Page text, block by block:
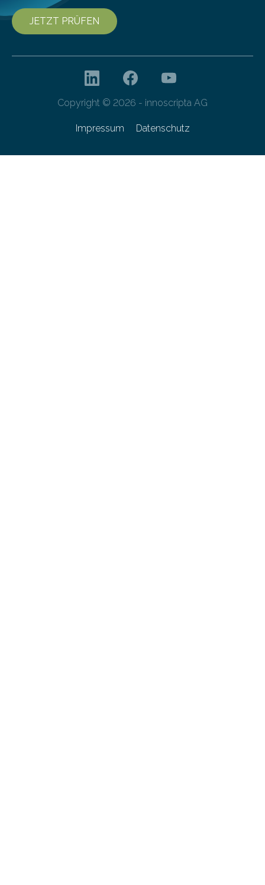
JETZT PRÜFEN
Copyright © 2026 - innoscripta AG
Impressum Datenschutz